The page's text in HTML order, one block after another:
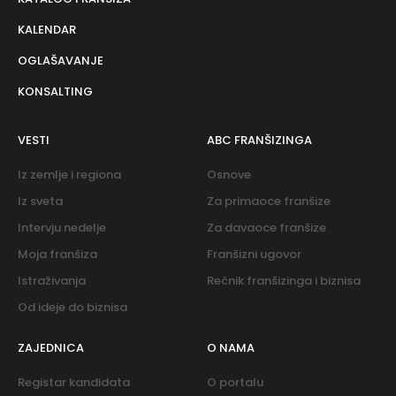
KALENDAR
OGLAŠAVANJE
KONSALTING
VESTI
Iz zemlje i regiona
Iz sveta
Intervju nedelje
Moja franšiza
Istraživanja
Od ideje do biznisa
ABC FRANŠIZINGA
Osnove
Za primaoce franšize
Za davaoce franšize
Franšizni ugovor
Rečnik franšizinga i biznisa
ZAJEDNICA
Registar kandidata
O NAMA
O portalu